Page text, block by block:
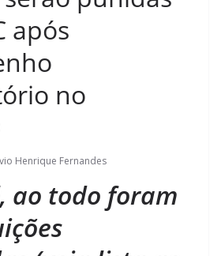
após
no
Henrique Fernandes
ao todo foram